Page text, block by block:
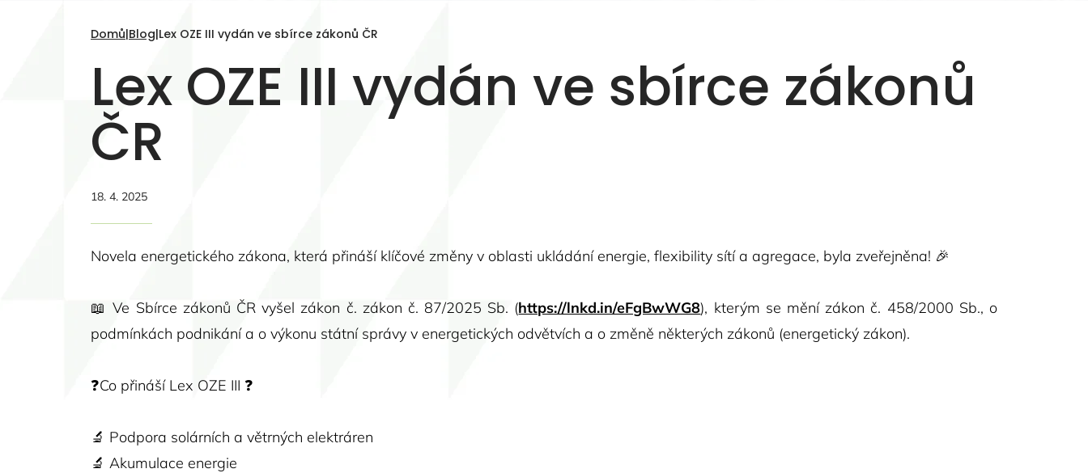
Domů|Blog|Lex OZE III vydán ve sbírce zákonů ČR
Lex OZE III vydán ve sbírce zákonů
ČR
18. 4. 2025
Novela energetického zákona, která přináší klíčové změny v oblasti ukládání energie, flexibility sítí a agregace, byla zveřejněna! 🎉
📖 Ve Sbírce zákonů ČR vyšel zákon č. zákon č. 87/2025 Sb. (https://lnkd.in/eFgBwWG8), kterým se mění zákon č. 458/2000 Sb., o
podmínkách podnikání a o výkonu státní správy v energetických odvětvích a o změně některých zákonů (energetický zákon).
❓Co přináší Lex OZE III ❓
🔬 Podpora solárních a větrných elektráren
🔬 Akumulace energie